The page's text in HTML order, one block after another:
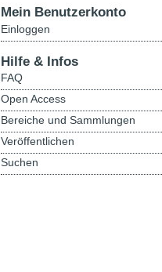
Mein Benutzerkonto
Einloggen
Hilfe & Infos
FAQ
Open Access
Bereiche und Sammlungen
Veröffentlichen
Suchen